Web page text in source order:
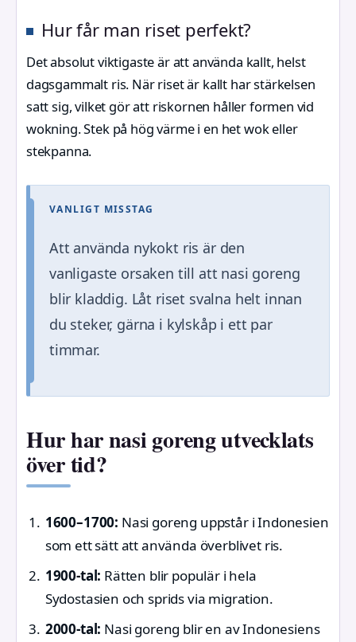
Hur får man riset perfekt?
Det absolut viktigaste är att använda kallt, helst
dagsgammalt ris. När riset är kallt har stärkelsen
satt sig, vilket gör att riskornen håller formen vid
wokning. Stek på hög värme i en het wok eller
stekpanna.
VANLIGT MISSTAG
Att använda nykokt ris är den
vanligaste orsaken till att nasi goreng
blir kladdig. Låt riset svalna helt innan
du steker, gärna i kylskåp i ett par
timmar.
Hur har nasi goreng utvecklats
över tid?
1600–1700: Nasi goreng uppstår i Indonesien
som ett sätt att använda överblivet ris.
1900-tal: Rätten blir populär i hela
Sydostasien och sprids via migration.
2000-tal: Nasi goreng blir en av Indonesiens